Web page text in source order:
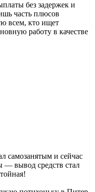
без задержек и
часть плюсов
всем, кто ищет
работу в качестве
самозанятым и сейчас
— вывод средств стал